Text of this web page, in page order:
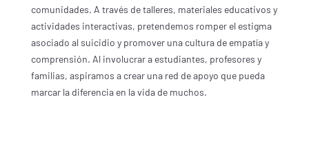
comunidades. A través de talleres, materiales educativos y
actividades interactivas, pretendemos romper el estigma
asociado al suicidio y promover una cultura de empatía y
comprensión. Al involucrar a estudiantes, profesores y
familias, aspiramos a crear una red de apoyo que pueda
marcar la diferencia en la vida de muchos.